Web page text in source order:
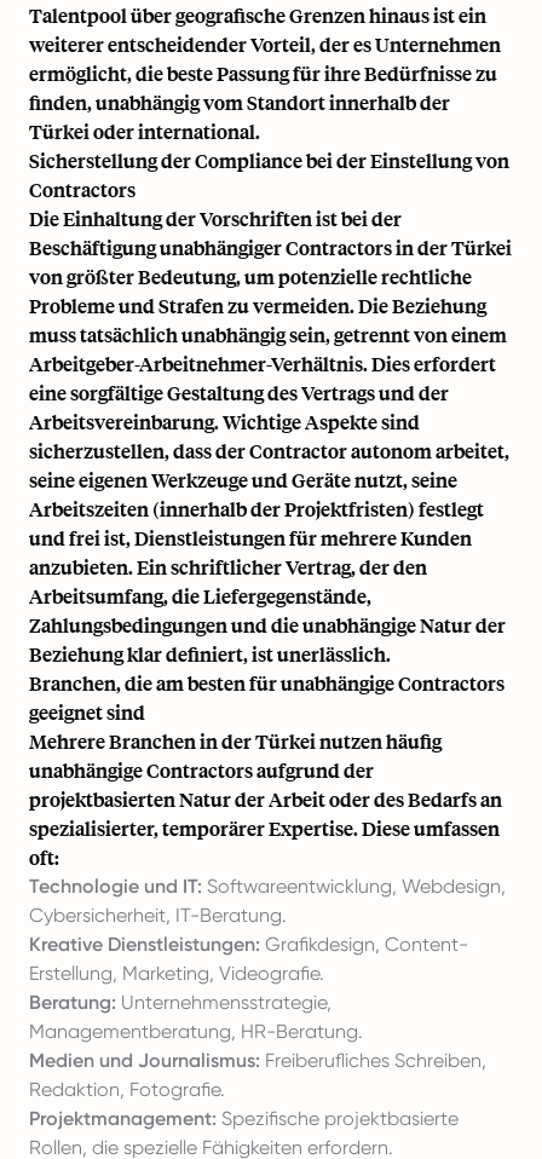
Talentpool über geografische Grenzen hinaus ist ein
weiterer entscheidender Vorteil, der es Unternehmen
ermöglicht, die beste Passung für ihre Bedürfnisse zu
finden, unabhängig vom Standort innerhalb der
Türkei oder international.
Sicherstellung der Compliance bei der Einstellung von
Contractors
Die Einhaltung der Vorschriften ist bei der
Beschäftigung unabhängiger Contractors in der Türkei
von größter Bedeutung, um potenzielle rechtliche
Probleme und Strafen zu vermeiden. Die Beziehung
muss tatsächlich unabhängig sein, getrennt von einem
Arbeitgeber-Arbeitnehmer-Verhältnis. Dies erfordert
eine sorgfältige Gestaltung des Vertrags und der
Arbeitsvereinbarung. Wichtige Aspekte sind
sicherzustellen, dass der Contractor autonom arbeitet,
seine eigenen Werkzeuge und Geräte nutzt, seine
Arbeitszeiten (innerhalb der Projektfristen) festlegt
und frei ist, Dienstleistungen für mehrere Kunden
anzubieten. Ein schriftlicher Vertrag, der den
Arbeitsumfang, die Liefergegenstände,
Zahlungsbedingungen und die unabhängige Natur der
Beziehung klar definiert, ist unerlässlich.
Branchen, die am besten für unabhängige Contractors
geeignet sind
Mehrere Branchen in der Türkei nutzen häufig
unabhängige Contractors aufgrund der
projektbasierten Natur der Arbeit oder des Bedarfs an
spezialisierter, temporärer Expertise. Diese umfassen
oft:
Technologie und IT: Softwareentwicklung, Webdesign,
Cybersicherheit, IT-Beratung.
Kreative Dienstleistungen: Grafikdesign, Content-
Erstellung, Marketing, Videografie.
Beratung: Unternehmensstrategie,
Managementberatung, HR-Beratung.
Medien und Journalismus: Freiberufliches Schreiben,
Redaktion, Fotografie.
Projektmanagement: Spezifische projektbasierte
Rollen, die spezielle Fähigkeiten erfordern.